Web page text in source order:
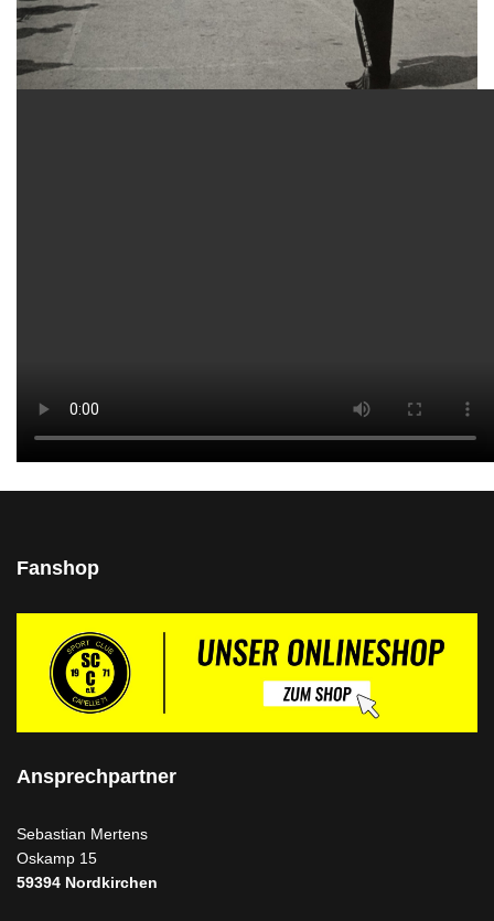
Fanshop
Ansprechpartner
Sebastian Mertens
Oskamp 15
59394 Nordkirchen